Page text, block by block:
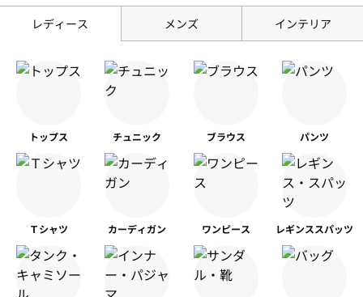
レディース メンズ インテリア
トップス チュニック ブラウス パンツ
Ｔシャツ カーディガン ワンピース レギンススパッツ